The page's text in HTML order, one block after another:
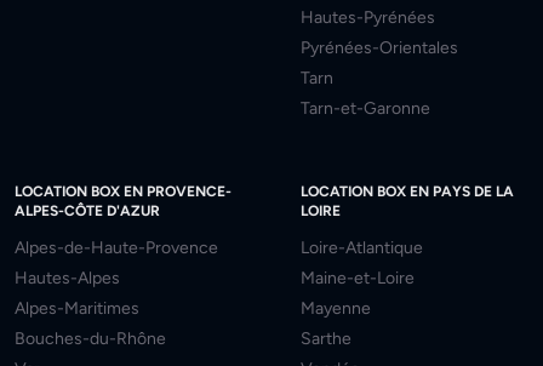
Hautes-Pyrénées
Pyrénées-Orientales
Tarn
Tarn-et-Garonne
LOCATION BOX EN PROVENCE-
ALPES-CÔTE D'AZUR
Alpes-de-Haute-Provence
Hautes-Alpes
Alpes-Maritimes
Bouches-du-Rhône
LOCATION BOX EN PAYS DE LA
LOIRE
Loire-Atlantique
Maine-et-Loire
Mayenne
Sarthe